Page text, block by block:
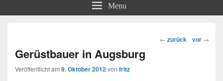
Menu
Beitragsnavigation
← zurück vor →
Gerüstbauer in Augsburg
Veröffentlicht am 9. Oktober 2012von fritz